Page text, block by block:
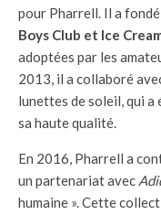
pour Pharrell. Il a
Boys Club et Ice
adoptées par les
2013, il a collaboré
lunettes de soleil, qui
sa haute qualité.
En 2016, Pharrell a
un partenariat avec
humaine ». Cette